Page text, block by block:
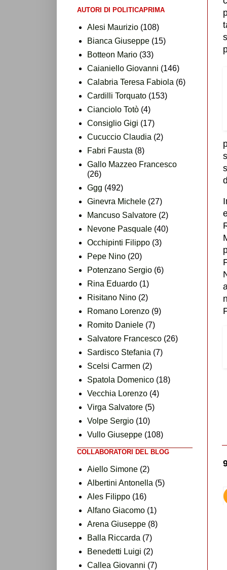
AUTORI DI POLITICAPRIMA
Alesi Maurizio (108)
Bianca Giuseppe (15)
Botteon Mario (33)
Caianiello Giovanni (146)
Calabria Teresa Fabiola (6)
Cardilli Torquato (153)
Cianciolo Totò (4)
Consiglio Gigi (17)
Cucuccio Claudia (2)
Fabri Fausta (8)
Gallo Mazzeo Francesco
(26)
Ggg (492)
Ginevra Michele (27)
Mancuso Salvatore (2)
Nevone Pasquale (40)
Occhipinti Filippo (3)
Pepe Nino (20)
Potenzano Sergio (6)
Rina Eduardo (1)
Risitano Nino (2)
Romano Lorenzo (9)
Romito Daniele (7)
Salvatore Francesco (26)
Sardisco Stefania (7)
Scelsi Carmen (2)
Spatola Domenico (18)
Vecchia Lorenzo (4)
Virga Salvatore (5)
Volpe Sergio (10)
Vullo Giuseppe (108)
COLLABORATORI DEL BLOG
Aiello Simone (2)
Albertini Antonella (5)
Ales Filippo (16)
Alfano Giacomo (1)
Arena Giuseppe (8)
Balla Riccarda (7)
Benedetti Luigi (2)
Callea Giovanni (7)